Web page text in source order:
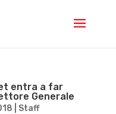
entra a far
Generale
Staff